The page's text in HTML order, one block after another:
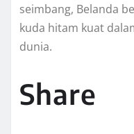
seimbang, Belanda
kuda hitam kuat
dunia.
Share